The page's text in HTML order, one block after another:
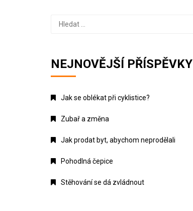
Vyhledávání
NEJNOVĚJŠÍ PŘÍSPĚVKY
Jak se oblékat při cyklistice?
Zubař a změna
Jak prodat byt, abychom neprodělali
Pohodlná čepice
Stěhování se dá zvládnout